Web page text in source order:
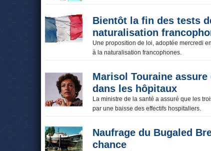
Bientôt la fin des tests
naturalisation
Une proposition de loi, adoptée mercredi
à la naturalisation francophones.
Marisol Touraine assure
dans les hôpitaux
La ministre de la santé a assuré que les
par une baisse des effectifs hospitaliers.
Naufrage du Bugaled
chance